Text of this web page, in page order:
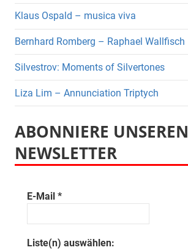
Klaus Ospald – musica viva
Bernhard Romberg – Raphael Wallfisch
Silvestrov: Moments of Silvertones
Liza Lim – Annunciation Triptych
ABONNIERE UNSEREN
NEWSLETTER
E-Mail *
Liste(n) auswählen: